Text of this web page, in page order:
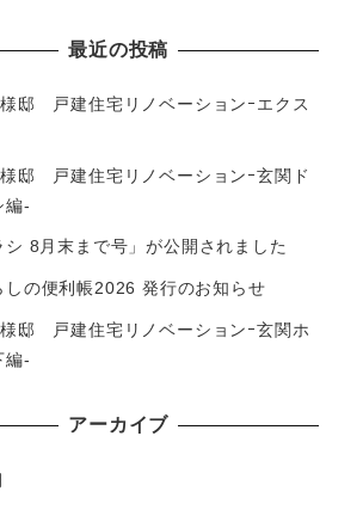
最近の投稿
邸 戸建住宅リノベーションｰエクス
邸 戸建住宅リノベーションｰ玄関ド
編-
シ 8月末まで号」が公開されました
しの便利帳2026 発行のお知らせ
邸 戸建住宅リノベーションｰ玄関ホ
編-
アーカイブ